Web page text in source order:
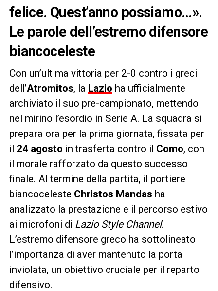
felice. Quest’anno possiamo…».
Le parole dell’estremo difensore
biancoceleste
Con un’ultima vittoria per 2-0 contro i greci
dell’Atromitos, la Lazio ha ufficialmente
archiviato il suo pre-campionato, mettendo
nel mirino l’esordio in Serie A. La squadra si
prepara ora per la prima giornata, fissata per
il 24 agosto in trasferta contro il Como, con
il morale rafforzato da questo successo
finale. Al termine della partita, il portiere
biancoceleste Christos Mandas ha
analizzato la prestazione e il percorso estivo
ai microfoni di Lazio Style Channel.
L’estremo difensore greco ha sottolineato
l’importanza di aver mantenuto la porta
inviolata, un obiettivo cruciale per il reparto
difensivo.